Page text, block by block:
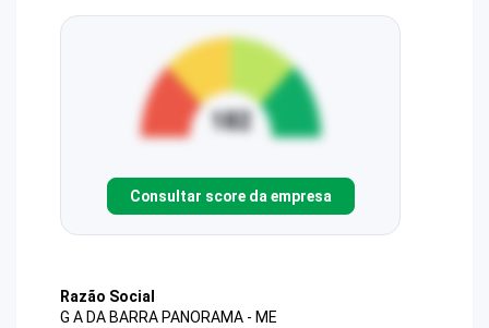
Consultar score da empresa
Razão Social
G A DA BARRA PANORAMA - ME